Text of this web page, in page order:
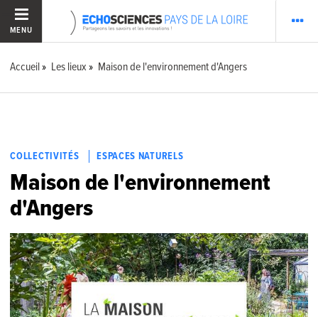
MENU
Accueil Les lieux Maison de l'environnement d'Angers
COLLECTIVITÉS ESPACES NATURELS
Maison de l'environnement
d'Angers